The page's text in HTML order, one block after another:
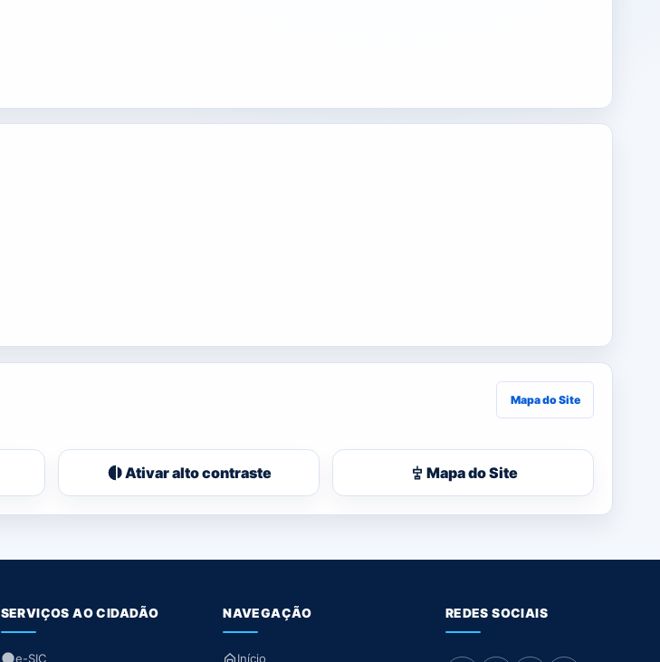
Mapa do Site
Ativar alto contraste Mapa do Site
SERVIÇOS AO CIDADÃO
e-SIC
NAVEGAÇÃO
Início
REDES SOCIAIS